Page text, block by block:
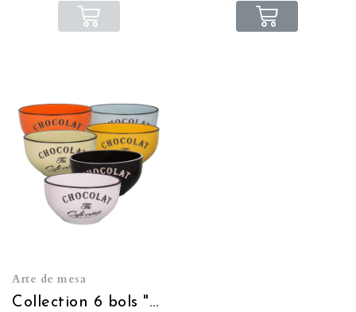
Arte de mesa
Collection 6 bols "Brasserie" Noir-Blanc-jaune-bleu-orange-vert